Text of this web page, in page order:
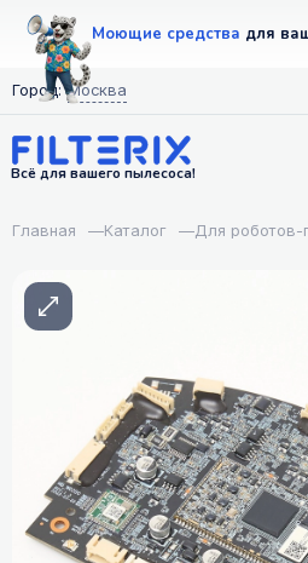
Моющие средства для
Город: Москва
Всё для вашего пылесоса!
Главная —Каталог —Для роботов-